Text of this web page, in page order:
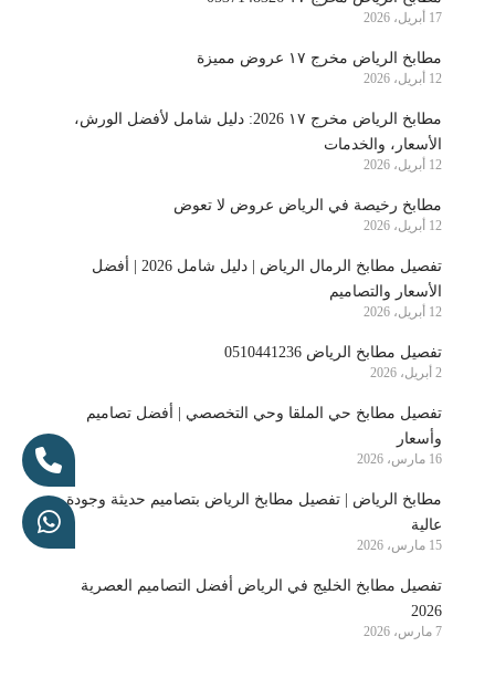
17 أبريل، 2026
مطابخ الرياض مخرج ١٧ عروض مميزة
12 أبريل، 2026
مطابخ الرياض مخرج ١٧ 2026: دليل شامل لأفضل الورش،
الأسعار، والخدمات
12 أبريل، 2026
مطابخ رخيصة في الرياض عروض لا تعوض
12 أبريل، 2026
تفصيل مطابخ الرمال الرياض | دليل شامل 2026 | أفضل
الأسعار والتصاميم
12 أبريل، 2026
تفصيل مطابخ الرياض 0510441236
2 أبريل، 2026
تفصيل مطابخ حي الملقا وحي التخصصي | أفضل تصاميم
وأسعار
16 مارس، 2026
مطابخ الرياض | تفصيل مطابخ الرياض بتصاميم حديثة وجودة
عالية
15 مارس، 2026
تفصيل مطابخ الخليج في الرياض أفضل التصاميم العصرية
2026
7 مارس، 2026